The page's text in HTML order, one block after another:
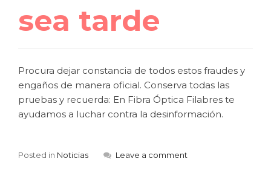
sea tarde
Procura dejar constancia de todos estos fraudes y
engaños de manera oficial. Conserva todas las
pruebas y recuerda: En Fibra Óptica Filabres te
ayudamos a luchar contra la desinformación.
Posted in Noticias Leave a comment